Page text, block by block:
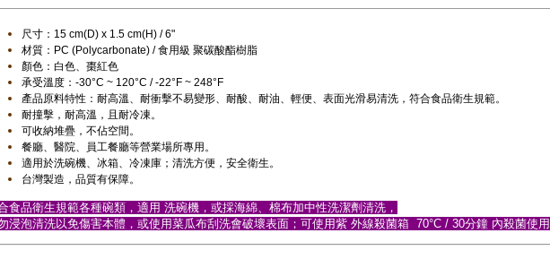
尺寸：15 cm(D) x 1.5 cm(H) / 6"
材質：PC (Polycarbonate) / 食用級 聚碳酸酯樹脂
顏色：白色、棗紅色
承受溫度： -30°C ~ 120°C / -22°F ~ 248°F
產品原料特性：耐高溫、耐衝擊不易變形、耐酸、耐油、輕便、表面光滑易清洗，符合食品衛生規範。
耐撞擊，耐高溫，且耐冷凍。
可收納堆疊，不佔空間。
餐廳、醫院、員工餐廳等營業場所專用。
適用於洗碗機、冰箱、冷凍庫；清洗方便，安全衛生。
台灣製造，品質有保障。
食品衛生規範各種碗類，適用 洗碗機，或採海綿
棉布加中性洗潔劑清洗，
浸泡清洗以免傷害本體，或使用菜瓜布刮洗會破壞表面； 可使用紫 外線殺菌箱 70°C / 30分鐘 內殺菌使用